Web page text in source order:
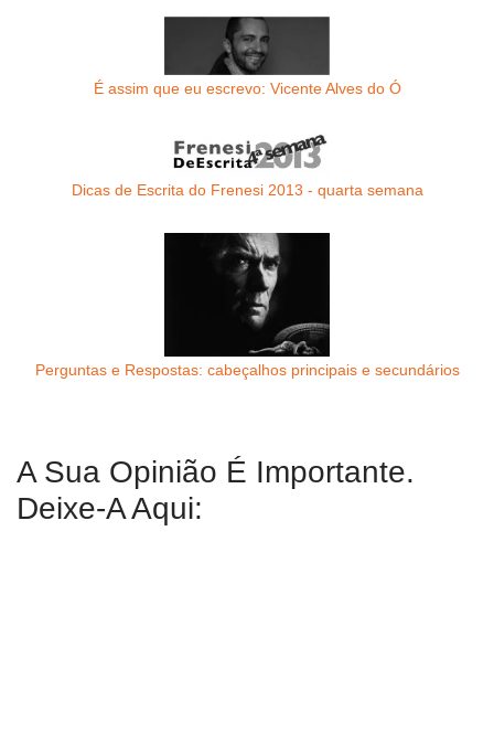
É assim que eu escrevo: Vicente Alves do Ó
Dicas de Escrita do Frenesi 2013 - quarta semana
Perguntas e Respostas: cabeçalhos principais e secundários
A Sua Opinião É Importante.
Deixe-A Aqui: